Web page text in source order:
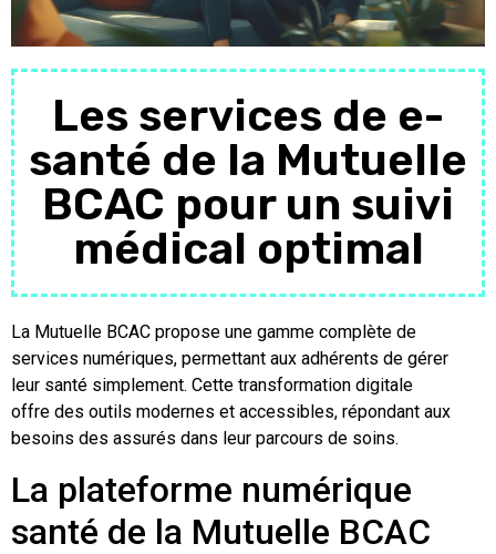
Les services de e-
santé de la Mutuelle
BCAC pour un suivi
médical optimal
La Mutuelle BCAC propose une gamme complète de
services numériques, permettant aux adhérents de gérer
leur santé simplement. Cette transformation digitale
offre des outils modernes et accessibles, répondant aux
besoins des assurés dans leur parcours de soins.
La plateforme numérique
santé de la Mutuelle BCAC